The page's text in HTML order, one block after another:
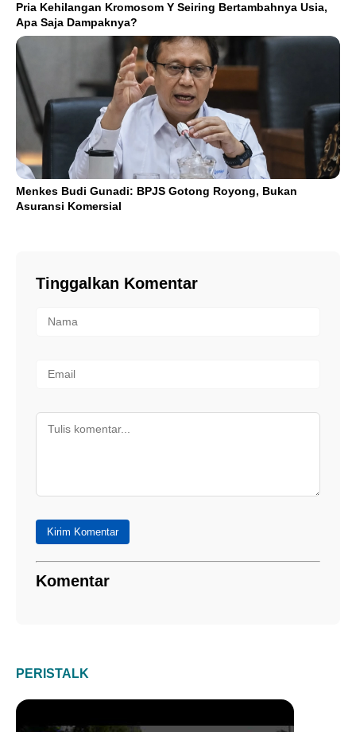
Pria Kehilangan Kromosom Y Seiring Bertambahnya Usia,
Apa Saja Dampaknya?
Menkes Budi Gunadi: BPJS Gotong Royong, Bukan
Asuransi Komersial
Tinggalkan Komentar
Kirim Komentar
Komentar
PERISTALK